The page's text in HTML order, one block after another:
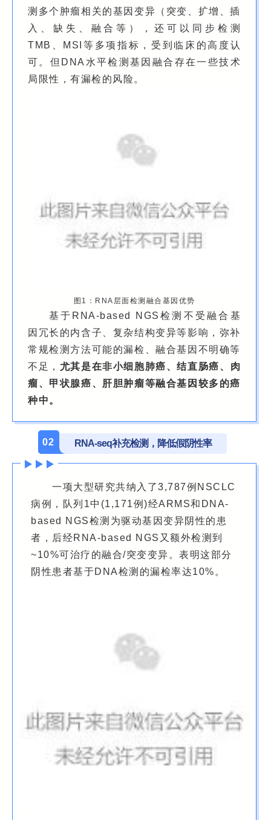
测多个肿瘤相关的基因变异（突变、扩增、插
入、缺失、融合等），还可以同步检测
TMB、MSI等多项指标，受到临床的高度认
可。但DNA水平检测基因融合存在一些技术
局限性，有漏检的风险。
图1：RNA层面检测融合基因优势
基于RNA-based NGS检测不受融合基
因冗长的内含子、复杂结构变异等影响，弥补
常规检测方法可能的漏检、融合基因不明确等
不足， 尤其是在非小细胞肺癌、结直肠癌、肉
瘤、甲状腺癌、肝胆肿瘤等融合基因较多的癌
种中。
02 RNA-seq补充检测，降低假阴性率
一项大型研究共纳入了3,787例NSCLC
病例，队列1中(1,171例)经ARMS和DNA-
based NGS检测为驱动基因变异阴性的患
者，后经RNA-based NGS又额外检测到
~10%可治疗的融合/突变变异。表明这部分
阴性患者基于DNA检测的漏检率达10%。